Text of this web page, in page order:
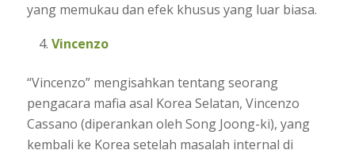
yang memukau dan efek khusus yang luar biasa.
Vincenzo
“Vincenzo” mengisahkan tentang seorang
pengacara mafia asal Korea Selatan, Vincenzo
Cassano (diperankan oleh Song Joong-ki), yang
kembali ke Korea setelah masalah internal di